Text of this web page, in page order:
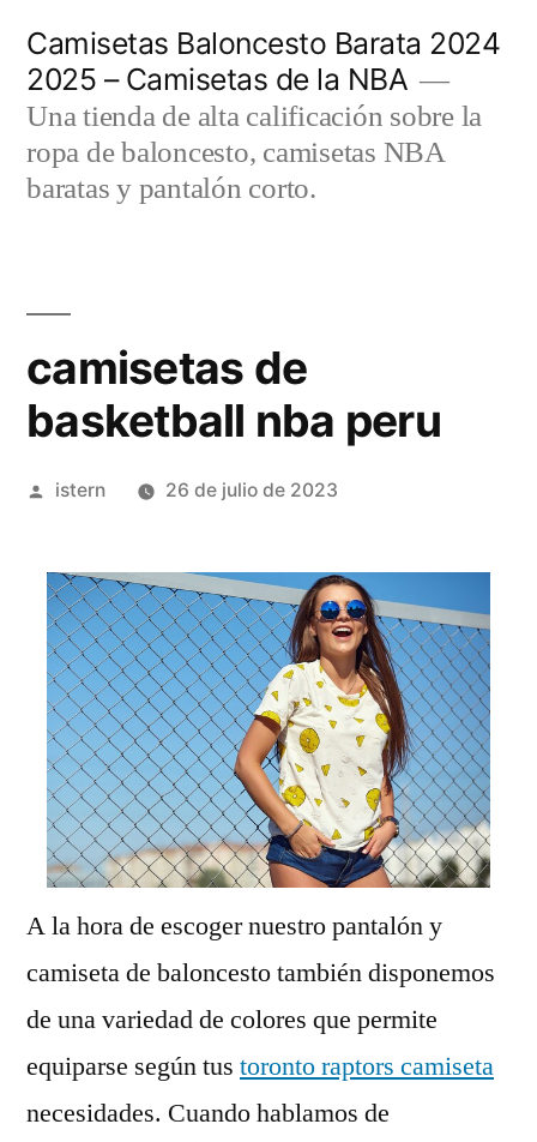
contenido
Camisetas Baloncesto Barata 2024
2025 – Camisetas de la NBA
Una tienda de alta calificación sobre la
ropa de baloncesto, camisetas NBA
baratas y pantalón corto.
camisetas de
basketball nba peru
Publicado
istern 26 de julio de 2023
A la hora de escoger nuestro pantalón y
camiseta de baloncesto también disponemos
de una variedad de colores que permite
equiparse según tus toronto raptors camiseta
necesidades. Cuando hablamos de